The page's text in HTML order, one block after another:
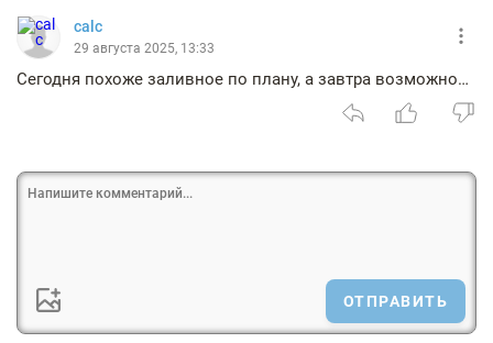
calc
29 августа 2025, 13:33
Сегодня похоже заливное по плану, а завтра возможно…
ОТПРАВИТЬ